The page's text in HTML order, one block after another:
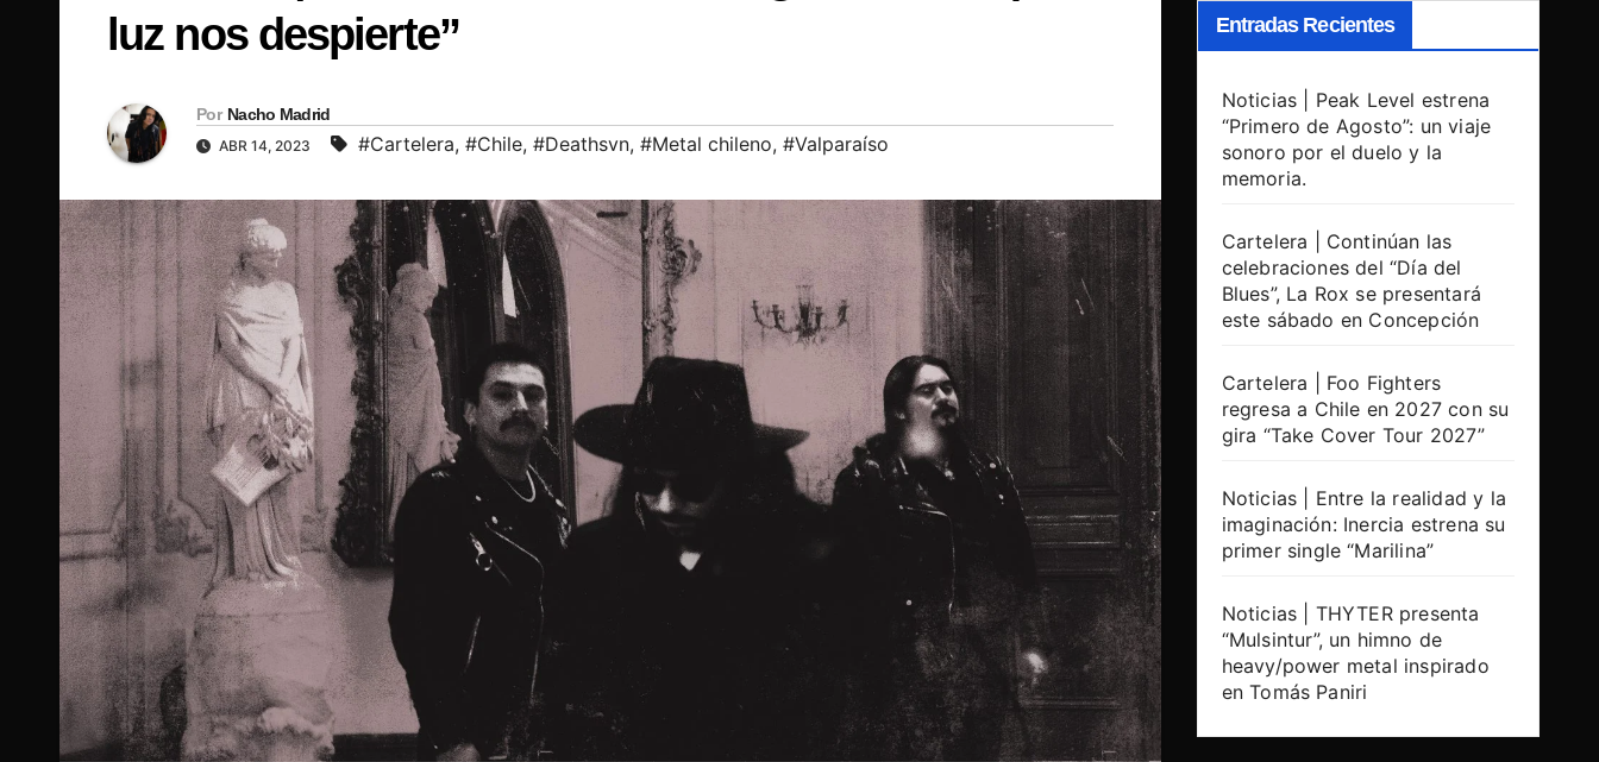
luz nos despierte”
Por Nacho Madrid
ABR 14, 2023 #Cartelera, #Chile, #Deathsvn, #Metal chileno, #Valparaíso
Entradas Recientes
Noticias | Peak Level estrena
“Primero de Agosto”: un viaje
sonoro por el duelo y la
memoria.
Cartelera | Continúan las
celebraciones del “Día del
Blues”, La Rox se presentará
este sábado en Concepción
Cartelera | Foo Fighters
regresa a Chile en 2027 con su
gira “Take Cover Tour 2027”
Noticias | Entre la realidad y la
imaginación: Inercia estrena su
primer single “Marilina”
Noticias | THYTER presenta
“Mulsintur”, un himno de
heavy/power metal inspirado
en Tomás Paniri